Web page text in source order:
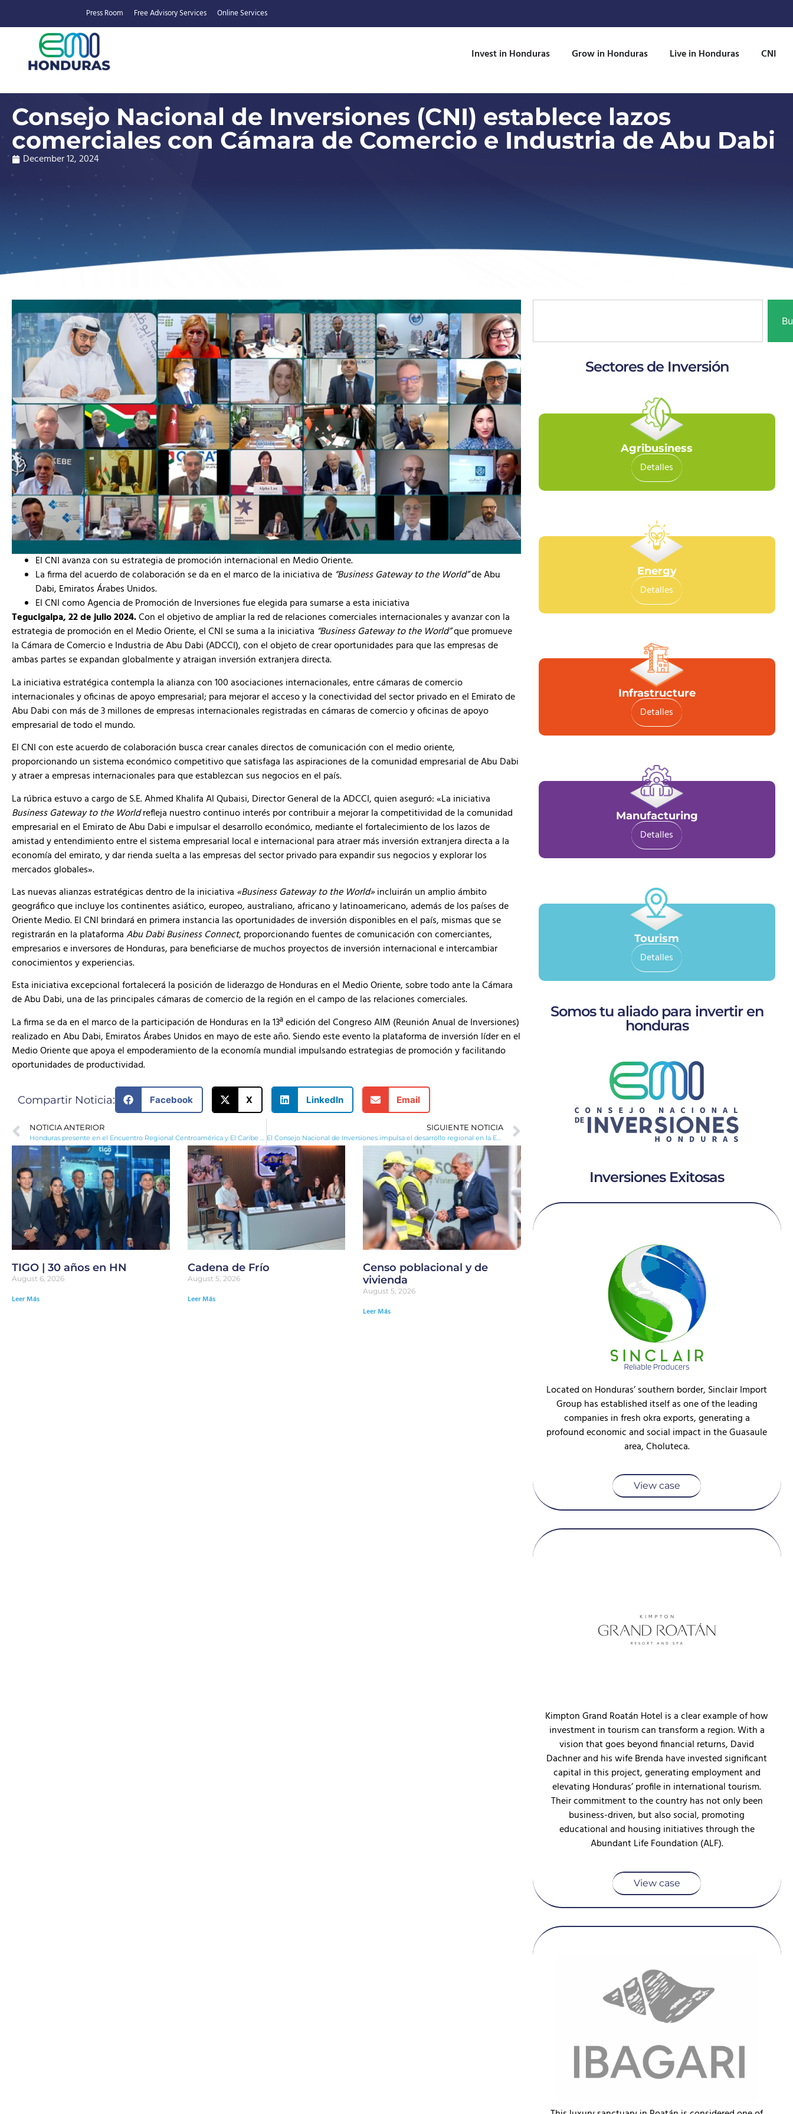
Press Room Free Advisory Services Online Services
Invest in Honduras Grow in Honduras Live in Honduras CNI
Consejo Nacional de Inversiones (CNI) establece lazos
comerciales con Cámara de Comercio e Industria de Abu Dabi
December 12, 2024
El CNI avanza con su estrategia de promoción internacional en Medio Oriente.
La firma del acuerdo de colaboración se da en el marco de la iniciativa de “Business Gateway to the World”de Abu
Dabi, Emiratos Árabes Unidos.
El CNI como Agencia de Promoción de Inversiones fue elegida para sumarse a esta iniciativa
Tegucigalpa, 22 de julio 2024.Con el objetivo de ampliar la red de relaciones comerciales internacionales y avanzar con la
estrategia de promoción en el Medio Oriente, el CNI se suma a la iniciativa “Business Gateway to the World”que promueve
la Cámara de Comercio e Industria de Abu Dabi (ADCCI), con el objeto de crear oportunidades para que las empresas de
ambas partes se expandan globalmente y atraigan inversión extranjera directa.
La iniciativa estratégica contempla la alianza con 100 asociaciones internacionales, entre cámaras de comercio
internacionales y oficinas de apoyo empresarial; para mejorar el acceso y la conectividad del sector privado en el Emirato de
Abu Dabi con más de 3 millones de empresas internacionales registradas en cámaras de comercio y oficinas de apoyo
empresarial de todo el mundo.
El CNI con este acuerdo de colaboración busca crear canales directos de comunicación con el medio oriente,
proporcionando un sistema económico competitivo que satisfaga las aspiraciones de la comunidad empresarial de Abu Dabi
y atraer a empresas internacionales para que establezcan sus negocios en el país.
La rúbrica estuvo a cargo de S.E. Ahmed Khalifa Al Qubaisi, Director General de la ADCCI, quien aseguró: «La iniciativa
Business Gateway to the Worldrefleja nuestro continuo interés por contribuir a mejorar la competitividad de la comunidad
empresarial en el Emirato de Abu Dabi e impulsar el desarrollo económico, mediante el fortalecimiento de los lazos de
amistad y entendimiento entre el sistema empresarial local e internacional para atraer más inversión extranjera directa a la
economía del emirato, y dar rienda suelta a las empresas del sector privado para expandir sus negocios y explorar los
mercados globales».
Las nuevas alianzas estratégicas dentro de la iniciativa «Business Gateway to the World»incluirán un amplio ámbito
geográfico que incluye los continentes asiático, europeo, australiano, africano y latinoamericano, además de los países de
Oriente Medio. El CNI brindará en primera instancia las oportunidades de inversión disponibles en el país, mismas que se
registrarán en la plataformaAbu Dabi Business Connect, proporcionando fuentes de comunicación con comerciantes,
empresarios e inversores de Honduras, para beneficiarse de muchos proyectos de inversión internacional e intercambiar
conocimientos y experiencias.
Esta iniciativa excepcional fortalecerá la posición de liderazgo de Honduras en el Medio Oriente, sobre todo ante la Cámara
de Abu Dabi, una de las principales cámaras de comercio de la región en el campo de las relaciones comerciales.
La firma se da en el marco de la participación de Honduras en la 13ª edición del Congreso AIM (Reunión Anual de Inversiones)
realizado en Abu Dabi, Emiratos Árabes Unidos en mayo de este año. Siendo este evento la plataforma de inversión líder en el
Medio Oriente que apoya el empoderamiento de la economía mundial impulsando estrategias de promoción y facilitando
oportunidades de productividad.
Compartir Noticia: Facebook X LinkedIn Email
NOTICIA ANTERIOR
Honduras presente en el Encuentro Regional Centroamérica y El Caribe de la Asociación Mundial de Agencias de Promoción de Inversiones (WAIPA)
SIGUIENTE NOTICIA
El Consejo Nacional de Inversiones impulsa el desarrollo regional en la Expo Comayagua 2024
TIGO | 30 años en HN
August 6, 2026
Leer Más
Cadena de Frío
August 5, 2026
Leer Más
Censo poblacional y de
vivienda
August 5, 2026
Leer Más
Sectores de Inversión
Agribusiness
Detalles
Energy
Detalles
Infrastructure
Detalles
Manufacturing
Detalles
Tourism
Detalles
Somos tu aliado para invertir en
honduras
Inversiones Exitosas
Located on Honduras’ southern border, Sinclair Import
Group has established itself as one of the leading
companies in fresh okra exports, generating a
profound economic and social impact in the Guasaule
area, Choluteca.
View case
Kimpton Grand Roatán Hotel is a clear example of how
investment in tourism can transform a region. With a
vision that goes beyond financial returns, David
Dachner and his wife Brenda have invested significant
capital in this project, generating employment and
elevating Honduras’ profile in international tourism.
Their commitment to the country has not only been
business-driven, but also social, promoting
educational and housing initiatives through the
Abundant Life Foundation (ALF).
View case